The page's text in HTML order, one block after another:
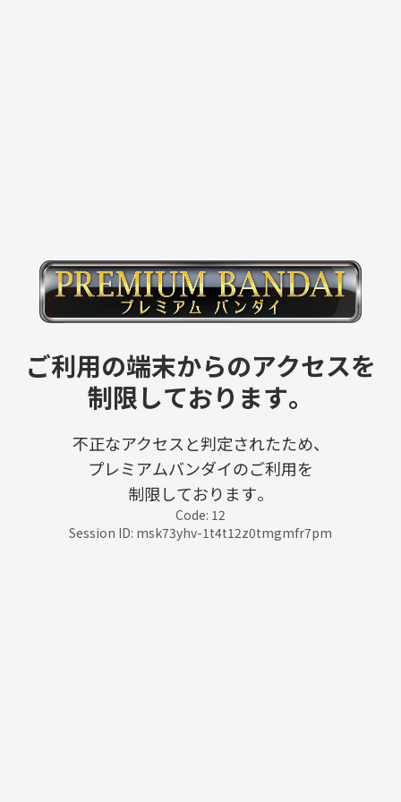
ご利用の端末からのアクセスを
制限しております。
不正なアクセスと判定されたため、
プレミアムバンダイのご利用を
制限しております。
Code: 12
Session ID: msk73yhv-1t4t12z0tmgmfr7pm